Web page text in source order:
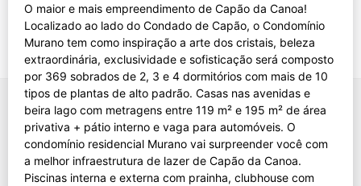
O maior e mais empreendimento de Capão da Canoa!
Localizado ao lado do Condado de Capão, o Condomínio
Murano tem como inspiração a arte dos cristais, beleza
extraordinária, exclusividade e sofisticação será composto
por 369 sobrados de 2, 3 e 4 dormitórios com mais de 10
tipos de plantas de alto padrão. Casas nas avenidas e
beira lago com metragens entre 119 m² e 195 m² de área
privativa + pátio interno e vaga para automóveis. O
condomínio residencial Murano vai surpreender você com
a melhor infraestrutura de lazer de Capão da Canoa.
Piscinas interna e externa com prainha, clubhouse com